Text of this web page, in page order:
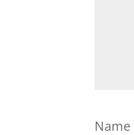
Name